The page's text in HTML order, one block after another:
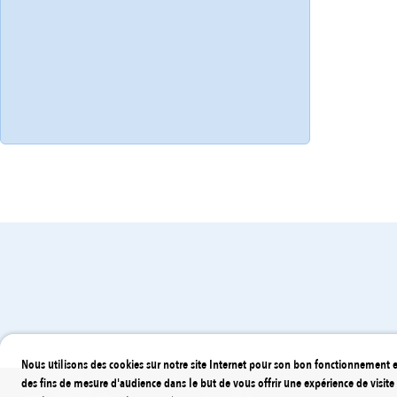
Prévention et lutte contre les
discriminations
Nous utilisons des cookies sur notre site Internet pour son bon fonctionnement
des fins de mesure d'audience dans le but de vous offrir une expérience de visite